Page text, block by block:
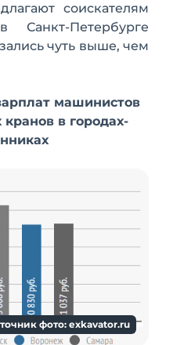
соискателям
Петербурге
чуть выше, чем
машинистов
в городах-
фото: exkavator.ru